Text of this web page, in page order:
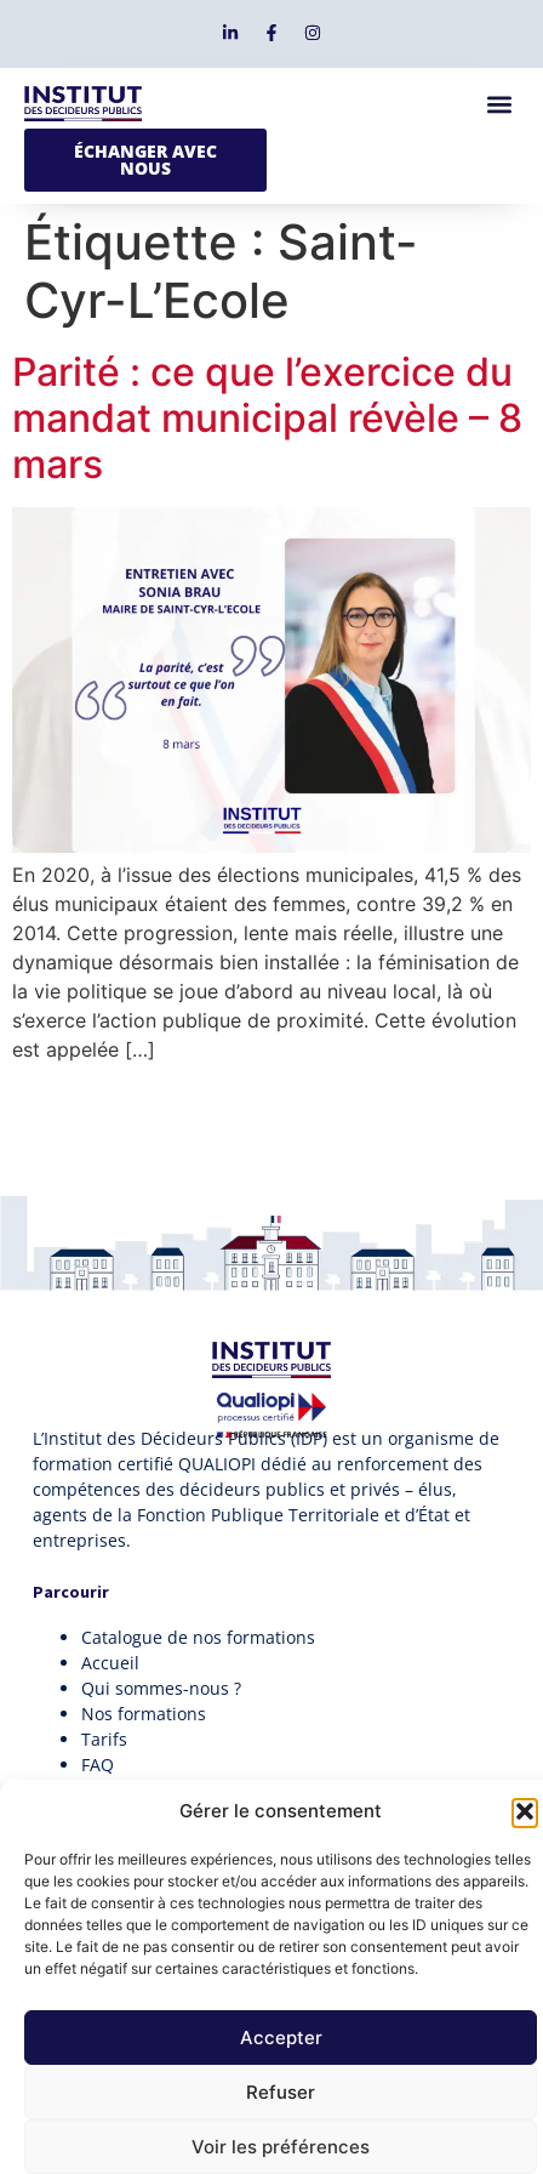
Gérer le consentement
Pour offrir les meilleures expériences, nous utilisons des technologies telles
que les cookies pour stocker et/ou accéder aux informations des appareils.
Le fait de consentir à ces technologies nous permettra de traiter des
données telles que le comportement de navigation ou les ID uniques sur ce
site. Le fait de ne pas consentir ou de retirer son consentement peut avoir
un effet négatif sur certaines caractéristiques et fonctions.
Accepter
Refuser
Voir les préférences
ÉCHANGER AVEC
NOUS
Étiquette : Saint-
Cyr-L’Ecole
Parité : ce que l’exercice du
mandat municipal révèle – 8
mars
En 2020, à l’issue des élections municipales, 41,5 % des
élus municipaux étaient des femmes, contre 39,2 % en
2014. Cette progression, lente mais réelle, illustre une
dynamique désormais bien installée : la féminisation de
la vie politique se joue d’abord au niveau local, là où
s’exerce l’action publique de proximité. Cette évolution
est appelée […]
L’Institut des Décideurs Publics (IDP) est un organisme de
formation certifié QUALIOPI dédié au renforcement des
compétences des décideurs publics et privés – élus,
agents de la Fonction Publique Territoriale et d’État et
entreprises.
Parcourir
Catalogue de nos formations
Accueil
Qui sommes-nous ?
Nos formations
Tarifs
FAQ
Candidatez au premier Palmarès des Directeurs
Généraux en collectivité​
Documentation
Nous contacter
contact@institut-decideurs-publics.fr
1 RUE DU CENTRE 93160 NOISY-LE-GRAND
Formulaire de contact
Mentions légales
Ⓒ 2026 - All Rights Are Reserved